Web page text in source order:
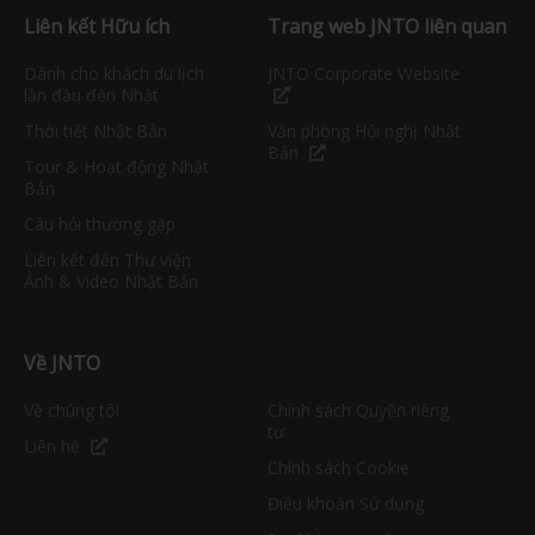
Liên kết Hữu ích Trang web JNTO liên quan
Về JNTO